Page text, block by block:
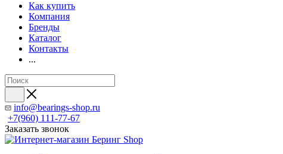
Как купить
Компания
Бренды
Каталог
Контакты
...
info@bearings-shop.ru
+7(960) 111-77-67
Заказать звонок